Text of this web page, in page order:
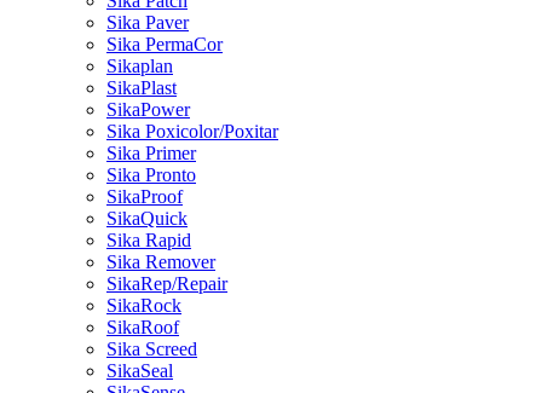
Sika Paver
Sika PermaCor
Sikaplan
SikaPlast
SikaPower
Sika Poxicolor/Poxitar
Sika Primer
Sika Pronto
SikaProof
SikaQuick
Sika Rapid
Sika Remover
SikaRep/Repair
SikaRock
SikaRoof
Sika Screed
SikaSeal